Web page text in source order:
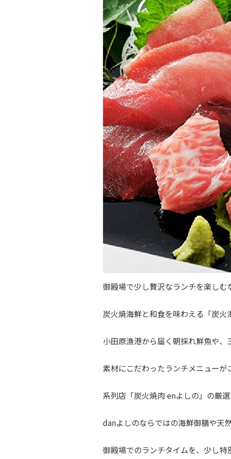
御殿場で少し贅沢なランチを楽しむ
炭火焼海鮮と和食を味わえる「炭火
小田原漁港から届く朝採れ鮮魚や
素材にこだわったランチメニューが
系列店「炭火焼肉 enよしの」の厳
danよしのならではの海鮮御膳や天
御殿場でのランチタイムを、少し特